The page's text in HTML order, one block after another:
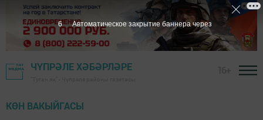
ЧҮПРӘЛЕ ХӘБӘРЛӘРЕ
КӨН ВАКЫЙГАСЫ
5 Автоматическое закрытие баннера через